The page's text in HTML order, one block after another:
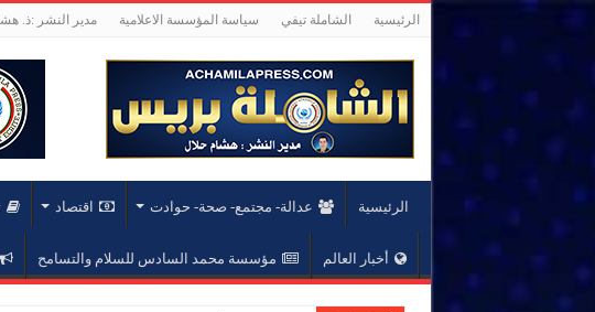
الرئيسية الشاملة تيفي سياسة المؤسسة الاعلامية مدير النشر :ذ.
الرئيسية عدالة- مجتمع- صحة- حوادت اقتصاد
أخبار العالم مؤسسة محمد السادس للسلام والتسامح